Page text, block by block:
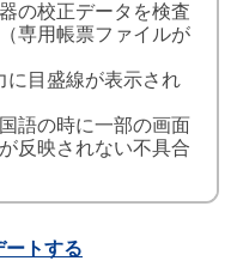
の校正データを検査
専用帳票ファイルが
に目盛線が表示され
語の時に一部の画面
反映されない不具合
ートする